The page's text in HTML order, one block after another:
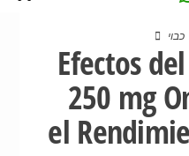
Efectos
250 mg
el